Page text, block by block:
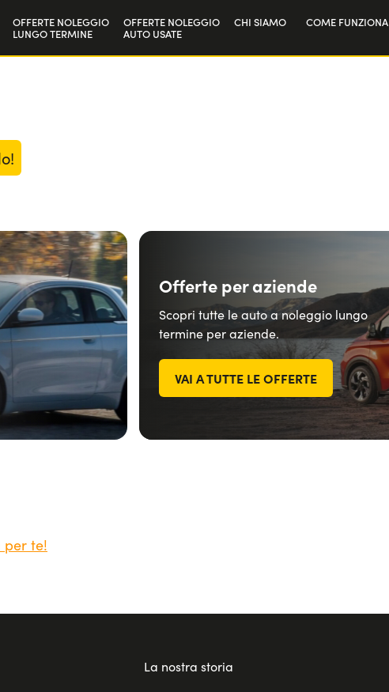
OFFERTE NOLEGGIO
LUNGO TERMINE
OFFERTE NOLEGGIO
AUTO USATE
CHI SIAMO COME FUNZIONA
Offerte per aziende
Scopri tutte le auto a noleggio lungo
termine per aziende.
VAI A TUTTE LE OFFERTE
per te!
La nostra storia